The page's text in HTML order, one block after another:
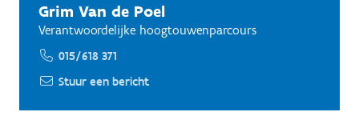
Grim Van de Poel
Verantwoordelijke hoogtouwenparcours
015/618 371
Stuur een bericht